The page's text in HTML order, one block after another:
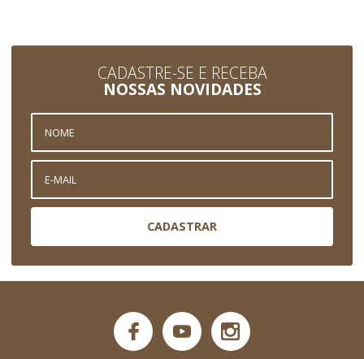
CADASTRE-SE E RECEBA
NOSSAS NOVIDADES
CADASTRAR